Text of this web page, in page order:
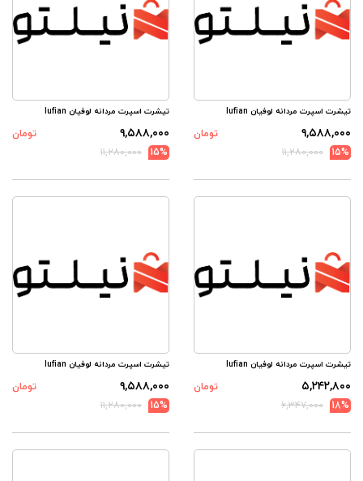
تیشرت اسپرت مردانه لوفیان lufian
۹,۵۸۸,۰۰۰
تومان
15%
۱۱,۲۸۰,۰۰۰
تیشرت اسپرت مردانه لوفیان lufian
۹,۵۸۸,۰۰۰
تومان
15%
۱۱,۲۸۰,۰۰۰
تیشرت اسپرت مردانه لوفیان lufian
۵,۲۴۲,۸۰۰
تومان
18%
۶,۳۴۷,۰۰۰
تیشرت اسپرت مردانه لوفیان lufian
۹,۵۸۸,۰۰۰
تومان
15%
۱۱,۲۸۰,۰۰۰